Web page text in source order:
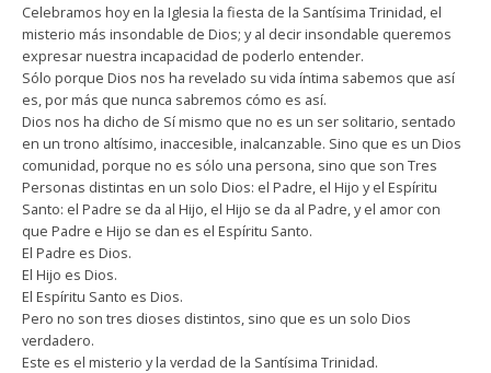
Celebramos hoy en la Iglesia la fiesta de la Santísima Trinidad, el
misterio más insondable de Dios; y al decir insondable queremos
expresar nuestra incapacidad de poderlo entender.
Sólo porque Dios nos ha revelado su vida íntima sabemos que así
es, por más que nunca sabremos cómo es así.
Dios nos ha dicho de Sí mismo que no es un ser solitario, sentado
en un trono altísimo, inaccesible, inalcanzable. Sino que es un Dios
comunidad, porque no es sólo una persona, sino que son Tres
Personas distintas en un solo Dios: el Padre, el Hijo y el Espíritu
Santo: el Padre se da al Hijo, el Hijo se da al Padre, y el amor con
que Padre e Hijo se dan es el Espíritu Santo.
El Padre es Dios.
El Hijo es Dios.
El Espíritu Santo es Dios.
Pero no son tres dioses distintos, sino que es un solo Dios
verdadero.
Este es el misterio y la verdad de la Santísima Trinidad.